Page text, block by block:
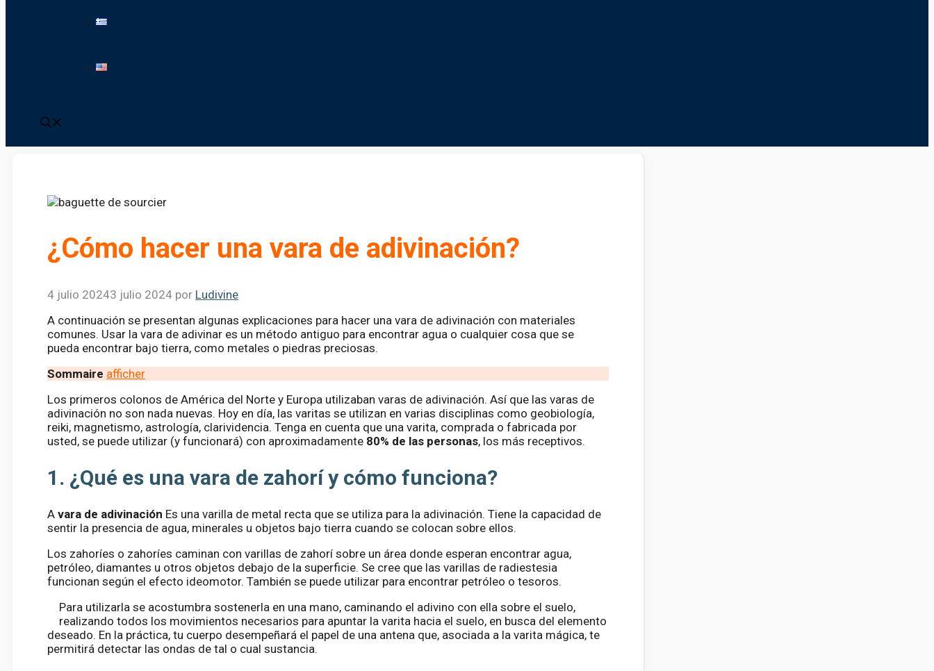
¿Cómo hacer una vara de adivinación?
4 julio 20243 julio 2024 por Ludivine
A continuación se presentan algunas explicaciones para hacer una vara de adivinación con materiales
comunes. Usar la vara de adivinar es un método antiguo para encontrar agua o cualquier cosa que se
pueda encontrar bajo tierra, como metales o piedras preciosas.
Sommaire afficher
Los primeros colonos de América del Norte y Europa utilizaban varas de adivinación. Así que las varas de
adivinación no son nada nuevas. Hoy en día, las varitas se utilizan en varias disciplinas como geobiología,
reiki, magnetismo, astrología, clarividencia. Tenga en cuenta que una varita, comprada o fabricada por
usted, se puede utilizar (y funcionará) con aproximadamente 80% de las personas, los más receptivos.
1. ¿Qué es una vara de zahorí y cómo funciona?
A vara de adivinación Es una varilla de metal recta que se utiliza para la adivinación. Tiene la capacidad de
sentir la presencia de agua, minerales u objetos bajo tierra cuando se colocan sobre ellos.
Los zahoríes o zahoríes caminan con varillas de zahorí sobre un área donde esperan encontrar agua,
petróleo, diamantes u otros objetos debajo de la superficie. Se cree que las varillas de radiestesia
funcionan según el efecto ideomotor. También se puede utilizar para encontrar petróleo o tesoros.
Para utilizarla se acostumbra sostenerla en una mano, caminando el adivino con ella sobre el suelo,
realizando todos los movimientos necesarios para apuntar la varita hacia el suelo, en busca del elemento
deseado. En la práctica, tu cuerpo desempeñará el papel de una antena que, asociada a la varita mágica, te
permitirá detectar las ondas de tal o cual sustancia.